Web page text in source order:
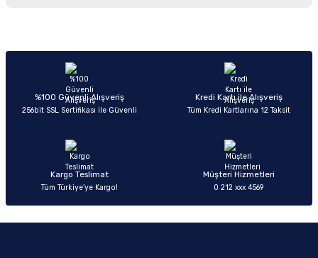
Ürün açıklamasında eksik bilgiler bulunuyor.
Ürün bilgilerinde hatalar bulunuyor.
Ürün fiyatı diğer sitelerden daha pahalı.
Sitemize ilk yorumu siz yapın!
%100 Güvenli Alışveriş
256bit SSL Sertifikası ile Güvenli
Kredi Kartı ile Alışveriş
Tüm Kredi Kartlarına 12 Taksit
Kargo Teslimat
Tüm Türkiye’ye Kargo!
Müşteri Hizmetleri
0 212 xxx 4569